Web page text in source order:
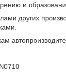
и
других